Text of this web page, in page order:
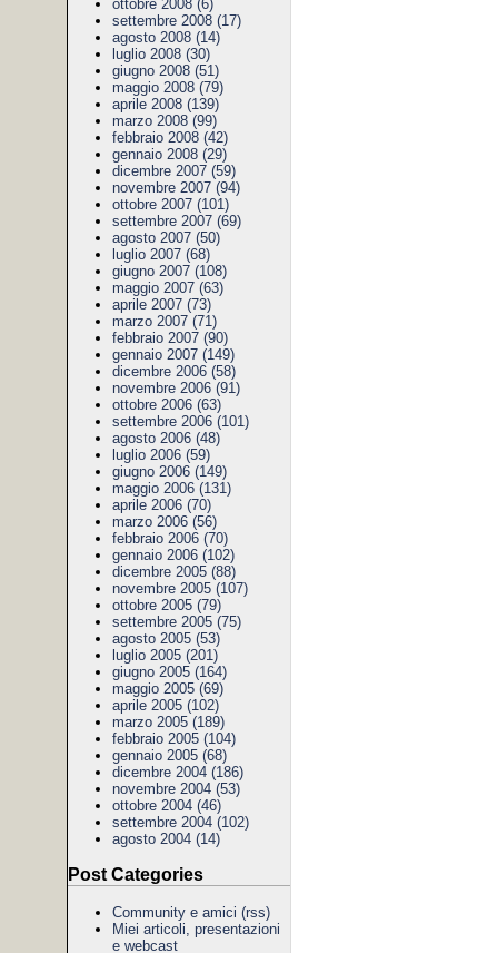
ottobre 2008 (6)
settembre 2008 (17)
agosto 2008 (14)
luglio 2008 (30)
giugno 2008 (51)
maggio 2008 (79)
aprile 2008 (139)
marzo 2008 (99)
febbraio 2008 (42)
gennaio 2008 (29)
dicembre 2007 (59)
novembre 2007 (94)
ottobre 2007 (101)
settembre 2007 (69)
agosto 2007 (50)
luglio 2007 (68)
giugno 2007 (108)
maggio 2007 (63)
aprile 2007 (73)
marzo 2007 (71)
febbraio 2007 (90)
gennaio 2007 (149)
dicembre 2006 (58)
novembre 2006 (91)
ottobre 2006 (63)
settembre 2006 (101)
agosto 2006 (48)
luglio 2006 (59)
giugno 2006 (149)
maggio 2006 (131)
aprile 2006 (70)
marzo 2006 (56)
febbraio 2006 (70)
gennaio 2006 (102)
dicembre 2005 (88)
novembre 2005 (107)
ottobre 2005 (79)
settembre 2005 (75)
agosto 2005 (53)
luglio 2005 (201)
giugno 2005 (164)
maggio 2005 (69)
aprile 2005 (102)
marzo 2005 (189)
febbraio 2005 (104)
gennaio 2005 (68)
dicembre 2004 (186)
novembre 2004 (53)
ottobre 2004 (46)
settembre 2004 (102)
agosto 2004 (14)
Post Categories
Community e amici (rss)
Miei articoli, presentazioni
e webcast